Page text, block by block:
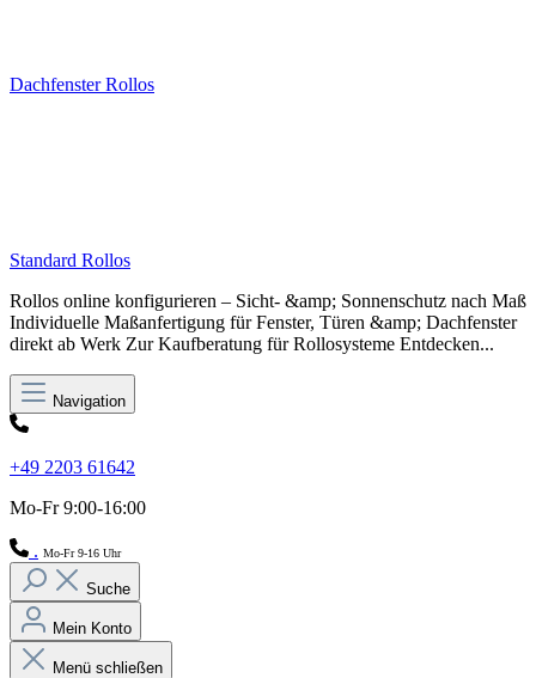
Dachfenster Rollos
Standard Rollos
Rollos online konfigurieren – Sicht- &amp; Sonnenschutz nach Maß
Individuelle Maßanfertigung für Fenster, Türen &amp; Dachfenster
direkt ab Werk Zur Kaufberatung für Rollosysteme Entdecken...
Navigation
+49 2203 61642
Mo-Fr 9:00-16:00
. Mo-Fr 9-16 Uhr
Suche
Mein Konto
Menü schließen